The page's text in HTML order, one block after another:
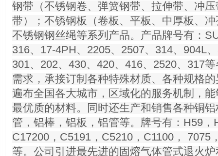
钢带（不锈钢卷、弹簧钢带、拉伸带、冲
带）；不锈钢板（卷板、平板、中厚板、
不锈钢钢丝绳等系列产品。产品牌号有：
316、17-4PH、2205、2507、314、904L
301、202、430、420、416、2520、317
需求，承接订制各种特殊材质、各种规格
遍布全国各大城市，区域化的服务机制，
最优质的材料。同时还生产和销售各种铜
管，铝棒，铝板，铝管等。牌号有：H59，
C17200，C5191，C5210，C1100， 7075
等。公司引进最先进的固熔气体管式退火